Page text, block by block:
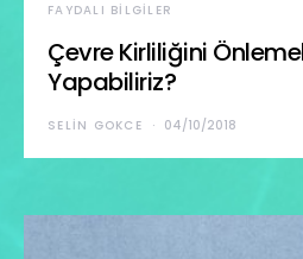
FAYDALI BILGILER
Çevre Kirliliğini
Yapabiliriz?
SELIN GOKCE 04/10/2018